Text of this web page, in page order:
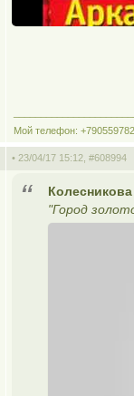
Мой телефон:
• 23/04/17 15:12, #608994
"Город